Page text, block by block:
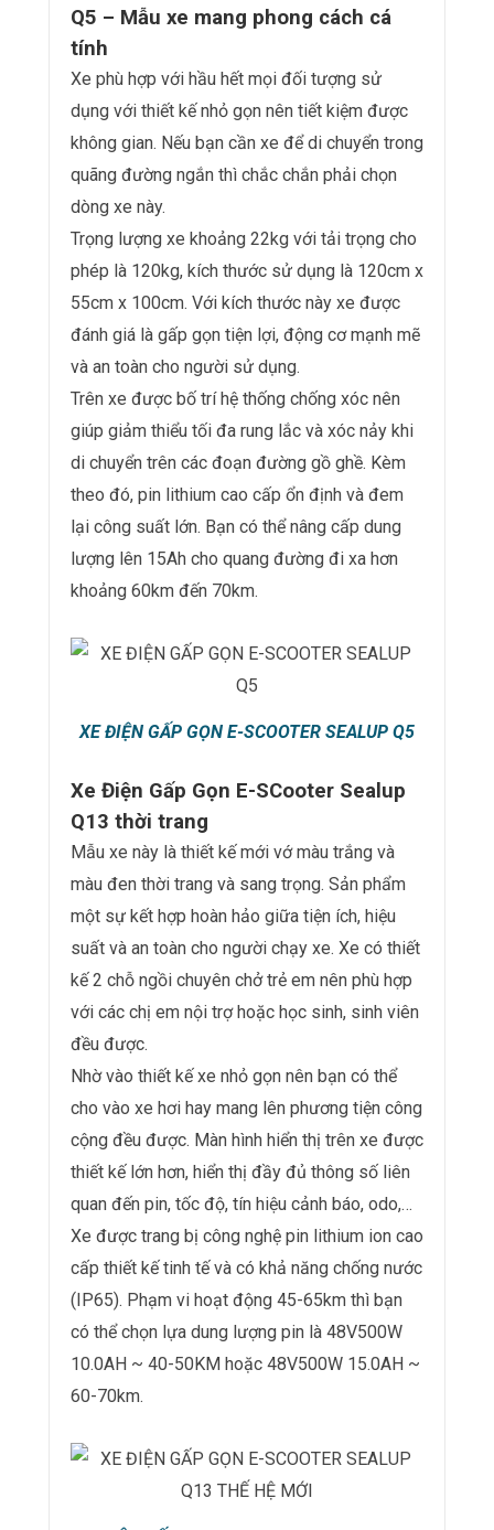
Q5 – Mẫu xe mang phong cách cá
tính
Xe phù hợp với hầu hết mọi đối tượng sử
dụng với thiết kế nhỏ gọn nên tiết kiệm được
không gian. Nếu bạn cần xe để di chuyển trong
quãng đường ngắn thì chắc chắn phải chọn
dòng xe này.
Trọng lượng xe khoảng 22kg với tải trọng cho
phép là 120kg, kích thước sử dụng là 120cm x
55cm x 100cm. Với kích thước này xe được
đánh giá là gấp gọn tiện lợi, động cơ mạnh mẽ
và an toàn cho người sử dụng.
Trên xe được bố trí hệ thống chống xóc nên
giúp giảm thiểu tối đa rung lắc và xóc nảy khi
di chuyển trên các đoạn đường gồ ghề. Kèm
theo đó, pin lithium cao cấp ổn định và đem
lại công suất lớn. Bạn có thể nâng cấp dung
lượng lên 15Ah cho quang đường đi xa hơn
khoảng 60km đến 70km.
XE ĐIỆN GẤP GỌN E-SCOOTER SEALUP Q5
Xe Điện Gấp Gọn E-SCooter Sealup
Q13 thời trang
Mẫu xe này là thiết kế mới vớ màu trắng và
màu đen thời trang và sang trọng. Sản phẩm
một sự kết hợp hoàn hảo giữa tiện ích, hiệu
suất và an toàn cho người chạy xe. Xe có thiết
kế 2 chỗ ngồi chuyên chở trẻ em nên phù hợp
với các chị em nội trợ hoặc học sinh, sinh viên
đều được.
Nhờ vào thiết kế xe nhỏ gọn nên bạn có thể
cho vào xe hơi hay mang lên phương tiện công
cộng đều được. Màn hình hiển thị trên xe được
thiết kế lớn hơn, hiển thị đầy đủ thông số liên
quan đến pin, tốc độ, tín hiệu cảnh báo, odo,…
Xe được trang bị công nghệ pin lithium ion cao
cấp thiết kế tinh tế và có khả năng chống nước
(IP65). Phạm vi hoạt động 45-65km thì bạn
có thể chọn lựa dung lượng pin là 48V500W
10.0AH ~ 40-50KM hoặc 48V500W 15.0AH ~
60-70km.